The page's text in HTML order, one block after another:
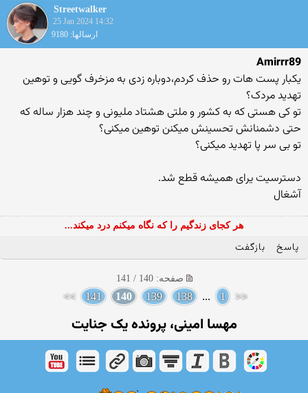
Streetwalker
25 Jan 2024 14:32
ارسالها: 9180
Amirrr89
یکبار پست هات رو حذف کردم،دوباره زدی به مزخرف گویی و توهین
تهدید مردک؟
تو کی هستی که به کشور و ملتی هشتاد ملیونی و چند هزار ساله که
حتی دشمنانش تحسینش میکنن توهین میکنی؟
تو بی سر پا تهدید میکنی؟
دسترسیت یرای همیشه قطع شد.
آشغال
هر کجای زندگیم را که نگاه میکنم درد میکند...
پاسخ بازگفت
صفحه: 140 / 141
<<
1
...
138
139
140
141
>>
مهسا امینی، پرونده یک جنایت